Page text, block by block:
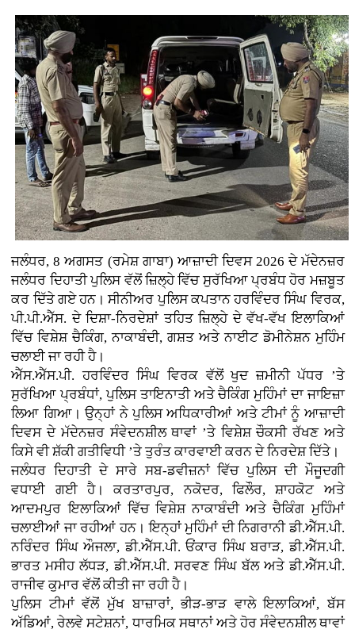
ਜਲੰਧਰ, 8 ਅਗਸਤ (ਰਮੇਸ਼ ਗਾਬਾ) ਆਜ਼ਾਦੀ ਦਿਵਸ 2026 ਦੇ ਮੱਦੇਨਜ਼ਰ
ਜਲੰਧਰ ਦਿਹਾਤੀ ਪੁਲਿਸ ਵੱਲੋਂ ਜ਼ਿਲ੍ਹੇ ਵਿੱਚ ਸੁਰੱਖਿਆ ਪ੍ਰਬੰਧ ਹੋਰ ਮਜ਼ਬੂਤ
ਕਰ ਦਿੱਤੇ ਗਏ ਹਨ। ਸੀਨੀਅਰ ਪੁਲਿਸ ਕਪਤਾਨ ਹਰਵਿੰਦਰ ਸਿੰਘ ਵਿਰਕ,
ਪੀ.ਪੀ.ਐੱਸ. ਦੇ ਦਿਸ਼ਾ-ਨਿਰਦੇਸ਼ਾਂ ਤਹਿਤ ਜ਼ਿਲ੍ਹੇ ਦੇ ਵੱਖ-ਵੱਖ ਇਲਾਕਿਆਂ
ਵਿੱਚ ਵਿਸ਼ੇਸ਼ ਚੈਕਿੰਗ, ਨਾਕਾਬੰਦੀ, ਗਸ਼ਤ ਅਤੇ ਨਾਈਟ ਡੋਮੀਨੇਸ਼ਨ ਮੁਹਿੰਮ
ਚਲਾਈ ਜਾ ਰਹੀ ਹੈ।
ਐੱਸ.ਐੱਸ.ਪੀ. ਹਰਵਿੰਦਰ ਸਿੰਘ ਵਿਰਕ ਵੱਲੋਂ ਖੁਦ ਜ਼ਮੀਨੀ ਪੱਧਰ ’ਤੇ
ਸੁਰੱਖਿਆ ਪ੍ਰਬੰਧਾਂ, ਪੁਲਿਸ ਤਾਇਨਾਤੀ ਅਤੇ ਚੈਕਿੰਗ ਮੁਹਿੰਮਾਂ ਦਾ ਜਾਇਜ਼ਾ
ਲਿਆ ਗਿਆ। ਉਨ੍ਹਾਂ ਨੇ ਪੁਲਿਸ ਅਧਿਕਾਰੀਆਂ ਅਤੇ ਟੀਮਾਂ ਨੂੰ ਆਜ਼ਾਦੀ
ਦਿਵਸ ਦੇ ਮੱਦੇਨਜ਼ਰ ਸੰਵੇਦਨਸ਼ੀਲ ਥਾਵਾਂ ’ਤੇ ਵਿਸ਼ੇਸ਼ ਚੌਕਸੀ ਰੱਖਣ ਅਤੇ
ਕਿਸੇ ਵੀ ਸ਼ੱਕੀ ਗਤੀਵਿਧੀ ’ਤੇ ਤੁਰੰਤ ਕਾਰਵਾਈ ਕਰਨ ਦੇ ਨਿਰਦੇਸ਼ ਦਿੱਤੇ।
ਜਲੰਧਰ ਦਿਹਾਤੀ ਦੇ ਸਾਰੇ ਸਬ-ਡਵੀਜ਼ਨਾਂ ਵਿੱਚ ਪੁਲਿਸ ਦੀ ਮੌਜੂਦਗੀ
ਵਧਾਈ ਗਈ ਹੈ। ਕਰਤਾਰਪੁਰ, ਨਕੋਦਰ, ਫਿਲੌਰ, ਸ਼ਾਹਕੋਟ ਅਤੇ
ਆਦਮਪੁਰ ਇਲਾਕਿਆਂ ਵਿੱਚ ਵਿਸ਼ੇਸ਼ ਨਾਕਾਬੰਦੀ ਅਤੇ ਚੈਕਿੰਗ ਮੁਹਿੰਮਾਂ
ਚਲਾਈਆਂ ਜਾ ਰਹੀਆਂ ਹਨ। ਇਨ੍ਹਾਂ ਮੁਹਿੰਮਾਂ ਦੀ ਨਿਗਰਾਨੀ ਡੀ.ਐੱਸ.ਪੀ.
ਨਰਿੰਦਰ ਸਿੰਘ ਔਜਲਾ, ਡੀ.ਐੱਸ.ਪੀ. ਓਂਕਾਰ ਸਿੰਘ ਬਰਾੜ, ਡੀ.ਐੱਸ.ਪੀ.
ਭਾਰਤ ਮਸੀਹ ਲੱਧੜ, ਡੀ.ਐੱਸ.ਪੀ. ਸਰਵਣ ਸਿੰਘ ਬੱਲ ਅਤੇ ਡੀ.ਐੱਸ.ਪੀ.
ਰਾਜੀਵ ਕੁਮਾਰ ਵੱਲੋਂ ਕੀਤੀ ਜਾ ਰਹੀ ਹੈ।
ਪੁਲਿਸ ਟੀਮਾਂ ਵੱਲੋਂ ਮੁੱਖ ਬਾਜ਼ਾਰਾਂ, ਭੀੜ-ਭਾੜ ਵਾਲੇ ਇਲਾਕਿਆਂ, ਬੱਸ
ਅੱਡਿਆਂ, ਰੇਲਵੇ ਸਟੇਸ਼ਨਾਂ, ਧਾਰਮਿਕ ਸਥਾਨਾਂ ਅਤੇ ਹੋਰ ਸੰਵੇਦਨਸ਼ੀਲ ਥਾਵਾਂ